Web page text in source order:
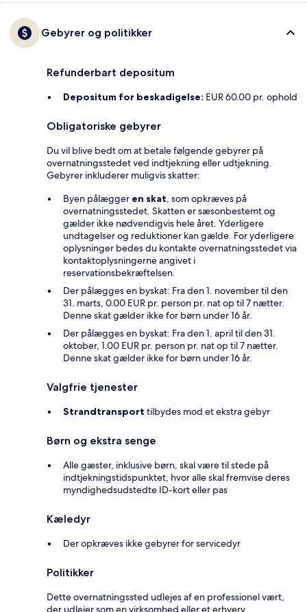
Gebyrer og politikker
Refunderbart depositum
Depositum for beskadigelse: EUR 60.00 pr. ophold
Obligatoriske gebyrer
Du vil blive bedt om at betale følgende gebyrer på
overnatningsstedet ved indtjekning eller udtjekning.
Gebyrer inkluderer muligvis skatter:
Byen pålægger en skat, som opkræves på
overnatningsstedet. Skatten er sæsonbestemt og
gælder ikke nødvendigvis hele året. Yderligere
undtagelser og reduktioner kan gælde. For yderligere
oplysninger bedes du kontakte overnatningsstedet via
kontaktoplysningerne angivet i
reservationsbekræftelsen.
Der pålægges en byskat: Fra den 1. november til den
31. marts, 0.00 EUR pr. person pr. nat op til 7 nætter.
Denne skat gælder ikke for børn under 16 år.
Der pålægges en byskat: Fra den 1. april til den 31.
oktober, 1.00 EUR pr. person pr. nat op til 7 nætter.
Denne skat gælder ikke for børn under 16 år.
Valgfrie tjenester
Strandtransport tilbydes mod et ekstra gebyr
Børn og ekstra senge
Alle gæster, inklusive børn, skal være til stede på
indtjekningstidspunktet, hvor alle skal fremvise deres
myndighedsudstedte ID-kort eller pas
Kæledyr
Der opkræves ikke gebyrer for servicedyr
Politikker
Dette overnatningssted udlejes af en professionel vært,
der udlejer som en virksomhed eller et erhverv.